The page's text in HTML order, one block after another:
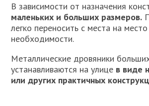
В зависимости от назначения
маленьких и больших размеров.
легко переносить с места на
необходимости.
Металлические дровяники
устанавливаются на улице в виде
или других практичных